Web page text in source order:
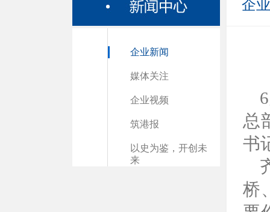
企业新闻
媒体关注
企业视频
筑港报
以史为鉴，开创未
来
企
总
书
桥